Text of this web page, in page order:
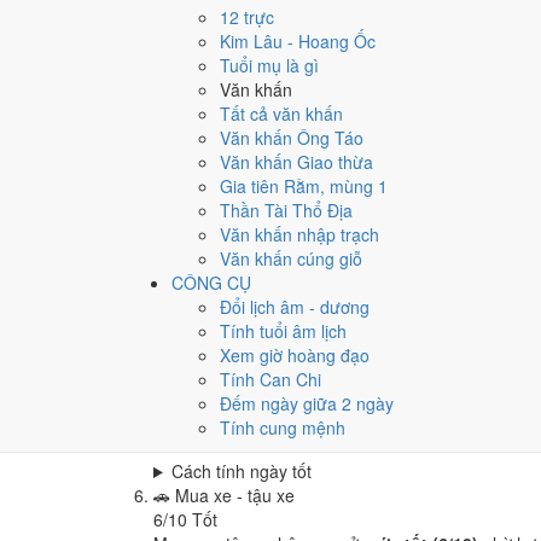
12 trực
Kim Lâu - Hoang Ốc
Tuổi mụ là gì
Văn khấn
Tất cả văn khấn
Văn khấn Ông Táo
Văn khấn Giao thừa
Gia tiên Rằm, mùng 1
Thần Tài Thổ Địa
Văn khấn nhập trạch
Văn khấn cúng giỗ
CÔNG CỤ
Đổi lịch âm - dương
Tính tuổi âm lịch
Xem giờ hoàng đạo
Tính Can Chi
Đếm ngày giữa 2 ngày
Tính cung mệnh
Cách tính ngày tốt
Khai trương - mở cửa hàng
Tốt
Khai trương - mở cửa hàng hôm nay ở
Cách tính ngày tốt
Ký hợp đồng - giao ước
Tốt
Ký hợp đồng - giao ước hôm nay ở
Cách tính ngày tốt
🏗️ Động thổ - khởi công
Tốt
Động thổ - khởi công hôm nay ở
Cách tính ngày tốt
Nhập trạch - vào nhà mới
Tốt
Nhập trạch - vào nhà mới hôm nay ở
Cách tính ngày tốt
🚗 Mua xe - tậu xe
6/10 Tốt